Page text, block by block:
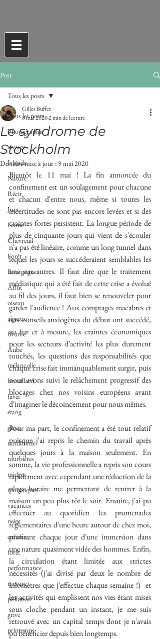
Post
Tous les posts
Photographie
voyage
Irlande
Nature
Récit
Jura
Faune
Chevreuil
Forêt
Bourgogne
Affût
oiseau
aigrette
Brume
Aube
mélancolie
brouillard
hiver
étang
glace
randonnée
tourbières
midges
moustiques
vacances
neige
enfance
forêt
performance
mesure
pollution
grive
printemps
Tous les posts
Le syndrome de
Stockholm
Gilles Buffet
8 mai 20202 min de lecture
Dernière mise à jour : 9 mai 2020
Bientôt le 11 mai ! La fin annoncée du
confinement est un soulagement pour chacune
et chacun d'entre nous, même si toutes les
incertitudes ne sont pas encore levées et si des
craintes fortes persistent. La longue période de
plus de cinquante jours qui vient de s'écouler
n'a pas été linéaire, comme un long tunnel dans
lequel les jours se succéderaient semblables les
uns aux autres. Il faut dire que le traitement
médiatique qui a été fait de cette crise a évolué
au fil des jours, il faut bien se renouveler pour
garder l'audience ! Aux comptages macabres et
aux conseils anxiogènes du début ont succédé,
au fur et à mesure, les craintes économiques
pour les secteurs d'activité les plus durement
touchés, les questions des responsabilités que
chaque crise fait immanquablement surgir, puis
nous avons suivi le relâchement progressif des
blocages chez nos voisins européens avant
d'imaginer le décoincement pour nous mêmes.
Pour ma part, le confinement a été tout relatif
puisque j'ai repris le chemin du travail après
quelques jours à la maison seulement. En
somme, la vie professionnelle a repris son cours
rapidement avec cependant une réduction de la
plage horaire me permettant de rentrer à la
maison un peu plus tôt le soir. Ensuite, j'ai pu
effectuer au quotidien les promenades
réglementaires d'une heure autour de chez moi,
profitant chaque jour d'une immersion dans
une nature quasiment vidée des hommes. Enfin,
la circulation étant limitée aux strictes
nécessités (j'ai divisé par deux le nombre de
kilomètres que j'effectue chaque semaine !)  et
les activités qui emplissent nos vies étant mises
sous cloche pendant un instant, je me suis
retrouvé avec un capital temps dont je n'avais
pu bénéficier depuis bien longtemps.